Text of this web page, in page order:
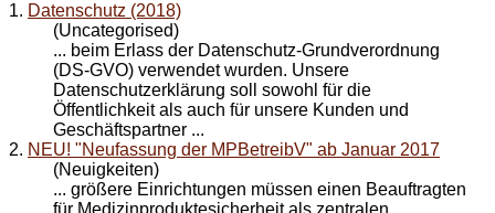
1. Datenschutz (2018)
(Uncategorised)
... beim Erlass der Datenschutz-Grundverordnung
(DS-GVO) verwendet wurden. Unsere
Datenschutzerklärung soll sowohl für die
Öffentlichkeit als auch für unsere Kunden und
Geschäftspartner ...
2. NEU! "Neufassung der MPBetreibV" ab Januar 2017
(Neuigkeiten)
... größere Einrichtungen müssen einen Beauftragten